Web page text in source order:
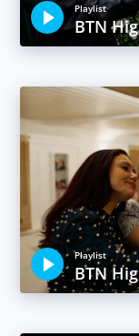
Playlist
BTN
Playlist
BTN